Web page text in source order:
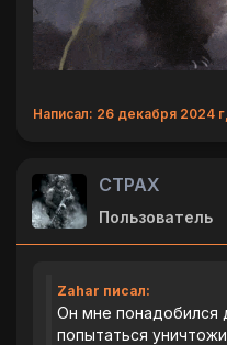
Написал: 26 декабря 2024
CTPAX
Пользователь
Zahar писал:
Он мне понадобился
попытаться